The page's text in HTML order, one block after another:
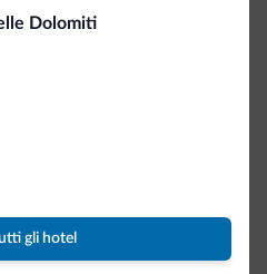
Dolomiti
gli hotel